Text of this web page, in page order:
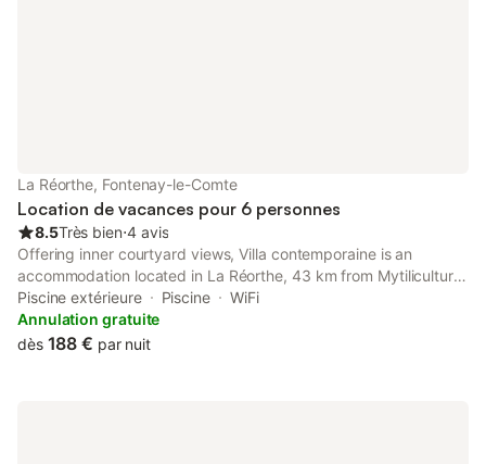
La Réorthe, Fontenay-le-Comte
Location de vacances pour 6 personnes
8.5Très bien⋅4 avis
Offering inner courtyard views, Villa contemporaine is an
accommodation located in La Réorthe, 43 km from Mytiliculture
Museum and 36 km from Natur'Zoo.
Piscine extérieure Piscine
WiFi
Annulation gratuite
dès 188 € par nuit